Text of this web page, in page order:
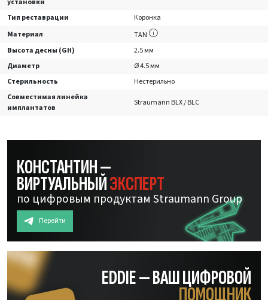
установки
Тип реставрации
Коронка
Материал
TAN
Высота десны (GH)
2.5 мм
Диаметр
Ø 4.5 мм
Стерильность
Нестерильно
Совместимая линейка
имплантатов
Straumann BLX / BLC
КОНСТАНТИН —
ВИРТУАЛЬНЫЙЭКСПЕРТ
по цифровым продуктам Straumann Group
Перейти
EDDIE — ВАШ ЦИФРОВОЙ
ПОМОЩНИК